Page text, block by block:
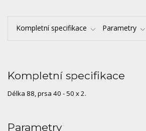
Kompletní specifikace Parametry
Kompletní specifikace
Délka 88, prsa 40 - 50 x 2.
Parametry